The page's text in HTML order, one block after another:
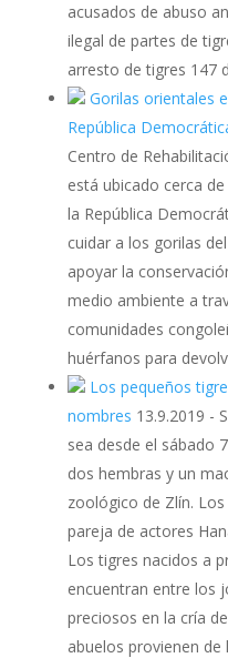
acusados ​​de abuso
ilegal de partes de
arresto de tigres 147
Gorilas orientales
República
Centro de
está ubicado cerca
la República
cuidar a los gorilas
apoyar la
medio ambiente a
comunidades
huérfanos para
Los pequeños
nombres 13.9.2019 -
sea desde el sábado
dos hembras y un
zoológico de Zlín.
pareja de actores
Los tigres nacidos a
encuentran entre los
preciosos en la cría
abuelos provienen